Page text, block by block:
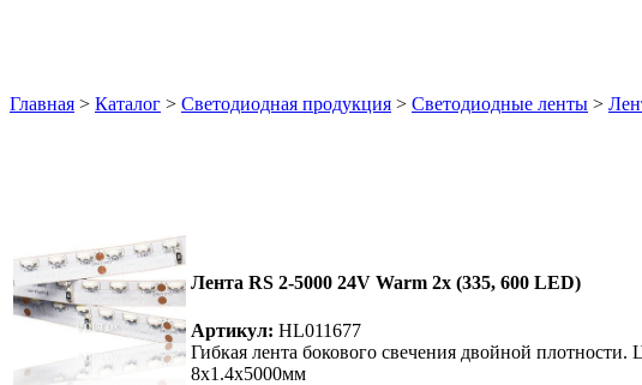
Главная > Каталог > Светодиодная продукция > Светодиодные ленты >
Лента RS 2-5000 24V Warm 2x (335, 600 LED)
Артикул: HL011677
Гибкая лента бокового свечения двойной
8х1.4x5000мм